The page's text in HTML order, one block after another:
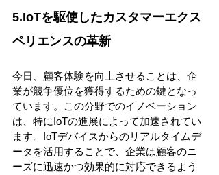
5.IoTを駆使したカスタマーエクス
ペリエンスの革新
今日、顧客体験を向上させることは、企
業が競争優位を獲得するための鍵となっ
ています。この分野でのイノベーション
は、特にIoTの進展によって加速されてい
ます。IoTデバイスからのリアルタイムデ
ータを活用することで、企業は顧客のニ
ーズに迅速かつ効果的に対応できるよう